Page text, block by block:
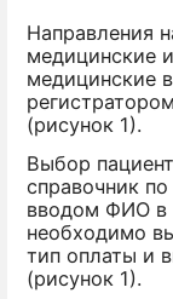
Направления
медицинские
медицинские
(рисунок 1).
Выбор
справочник
вводом ФИО в
необходимо
тип оплаты и
(рисунок 1).